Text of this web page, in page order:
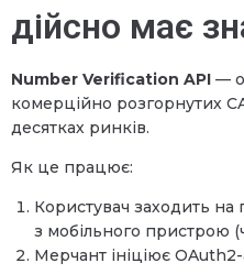
дійсно має
Number Verification API —
комерційно розгорнутих
десятках ринків.
Як це працює:
Користувач заходить на
з мобільного пристрою
Мерчант ініціює